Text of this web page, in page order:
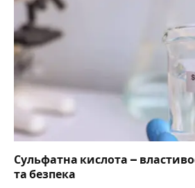
Сульфатна кислота –
та безпека